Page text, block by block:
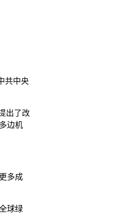
共中央
出了改
边机
多成
球绿